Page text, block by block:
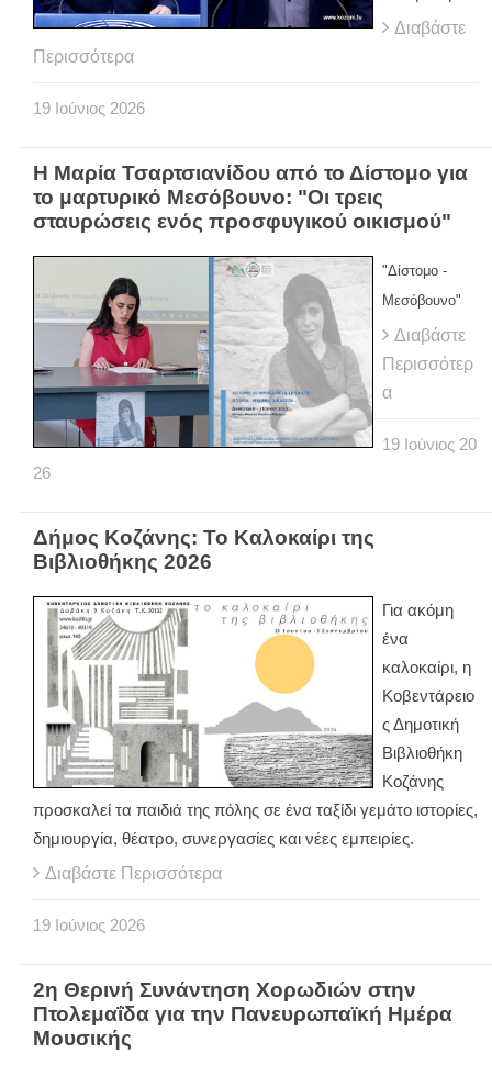
Διαβάστε
Περισσότερα
19 Ιούνιος 2026
Η Μαρία Τσαρτσιανίδου από το Δίστομο για
το μαρτυρικό Μεσόβουνο: "Οι τρεις
σταυρώσεις ενός προσφυγικού οικισμού"
"Δίστομο -
Μεσόβουνο"
Διαβάστε
Περισσότερ
α
19 Ιούνιος 20
26
Δήμος Κοζάνης: Το Καλοκαίρι της
Βιβλιοθήκης 2026
Για ακόμη
ένα
καλοκαίρι, η
Κοβεντάρειο
ς Δημοτική
Βιβλιοθήκη
Κοζάνης
προσκαλεί τα παιδιά της πόλης σε ένα ταξίδι γεμάτο ιστορίες,
δημιουργία, θέατρο, συνεργασίες και νέες εμπειρίες.
Διαβάστε Περισσότερα
19 Ιούνιος 2026
2η Θερινή Συνάντηση Χορωδιών στην
Πτολεμαΐδα για την Πανευρωπαϊκή Ημέρα
Μουσικής